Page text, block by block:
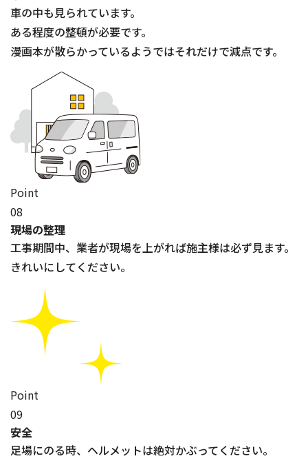
車の中も見られています。
ある程度の整頓が必要です。
漫画本が散らかっているようではそれだけで減点です。
Point
08
現場の整理
工事期間中、業者が現場を上がれば施主様は必ず見ます。
きれいにしてください。
Point
09
安全
足場にのる時、ヘルメットは絶対かぶってください。